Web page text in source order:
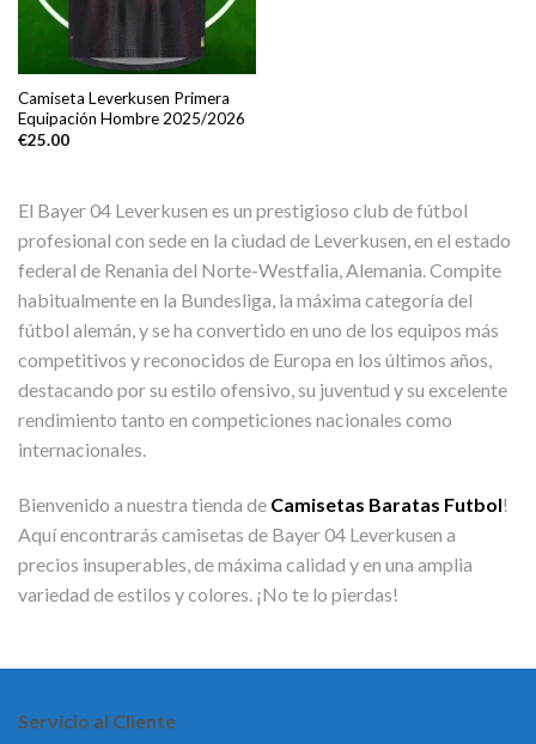
Camiseta Leverkusen Primera
Equipación Hombre 2025/2026
€25.00
El Bayer 04 Leverkusen es un prestigioso club de fútbol
profesional con sede en la ciudad de Leverkusen, en el estado
federal de Renania del Norte-Westfalia, Alemania. Compite
habitualmente en la Bundesliga, la máxima categoría del
fútbol alemán, y se ha convertido en uno de los equipos más
competitivos y reconocidos de Europa en los últimos años,
destacando por su estilo ofensivo, su juventud y su excelente
rendimiento tanto en competiciones nacionales como
internacionales.
Bienvenido a nuestra tienda de Camisetas Baratas Futbol!
Aquí encontrarás camisetas de Bayer 04 Leverkusen a
precios insuperables, de máxima calidad y en una amplia
variedad de estilos y colores. ¡No te lo pierdas!
Servicio al Cliente